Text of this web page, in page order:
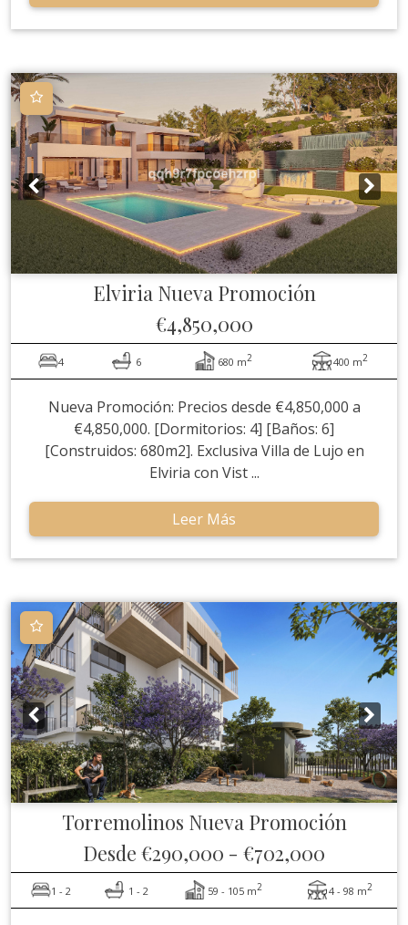
Elviria Nueva Promoción
€4,850,000
4 6 680 m2 400 m2
Nueva Promoción: Precios desde €4,850,000 a
€4,850,000. [Dormitorios: 4] [Baños: 6]
[Construidos: 680m2]. Exclusiva Villa de Lujo en
Elviria con Vist ...
Leer Más
Torremolinos Nueva Promoción
Desde €290,000 - €702,000
1 - 2 1 - 2 59 - 105 m2 4 - 98 m2